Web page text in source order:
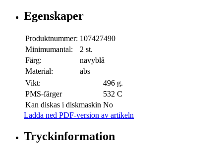
Egenskaper
Produktnummer: 107427490
Minimumantal:
2 st.
Färg:
navyblå
Material:
abs
Vikt:
496 g.
PMS-färger
532 C
Kan diskas i diskmaskin No
Ladda ned PDF-version av artikeln
Tryckinformation